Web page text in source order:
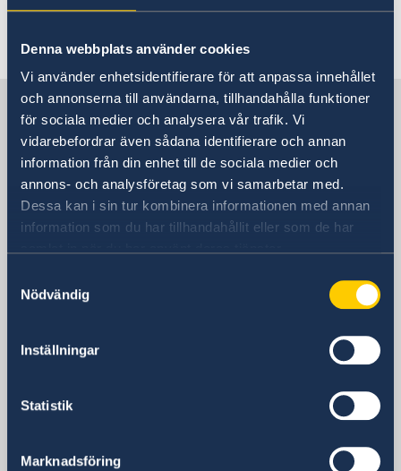
Denna webbplats använder cookies
Vi använder enhetsidentifierare för att anpassa innehållet
och annonserna till användarna, tillhandahålla funktioner
för sociala medier och analysera vår trafik. Vi
vidarebefordrar även sådana identifierare och annan
information från din enhet till de sociala medier och
annons- och analysföretag som vi samarbetar med.
Dessa kan i sin tur kombinera informationen med annan
information som du har tillhandahållit eller som de har
Nödvändig
Inställningar
Statistik
Marknadsföring
Sverige i Japan
Sveriges ambassad
Besöksadress
Embassy of Sweden
ARK Mori Bldg. 16th floor, 1-12-32 Akasaka,
Postadress
P.O. Box599 ARK Mori Bldg. 16th floor, 1-
12-32 Akasaka,
Japan
+81 3 5562 5050